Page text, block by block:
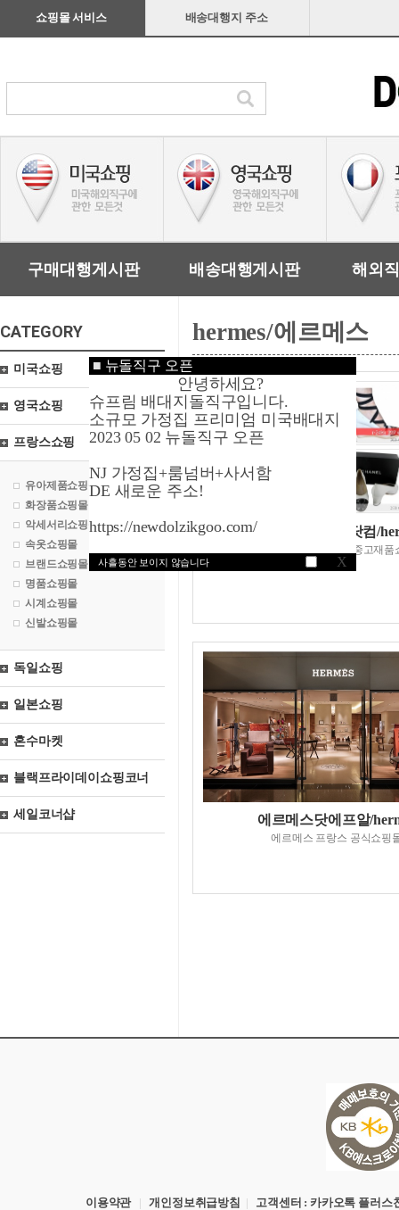
■ 뉴돌직구 오픈
안녕하세요?
슈프림 배대지돌직구입니다.
소규모 가정집 프리미엄 미국배대지
2023 05 02 뉴돌직구 오픈
NJ 가정집+룸넘버+사서함
DE 새로운 주소!
https://newdolzikgoo.com/
사흘동안 보이지 않습니다 X
쇼핑몰 서비스 배송대행지 주소
구매대행게시판 배송대행게시판 해외
CATEGORY
미국쇼핑
영국쇼핑
프랑스쇼핑
유아제품쇼핑몰
화장품쇼핑몰
악세서리쇼핑몰
속옷쇼핑몰
브랜드쇼핑몰
명품쇼핑몰
시계쇼핑몰
신발쇼핑몰
독일쇼핑
일본쇼핑
혼수마켓
블랙프라이데이쇼핑코너
세일코너샵
hermes/에르메스
베스티르제코팡닷컴/
세계최대의명품브랜드중고재품
에르메스닷에프알/
에르메스 프랑스 공식쇼핑
이용약관 |개인정보취급방침 | 고객센터 : 카카오톡 플러스